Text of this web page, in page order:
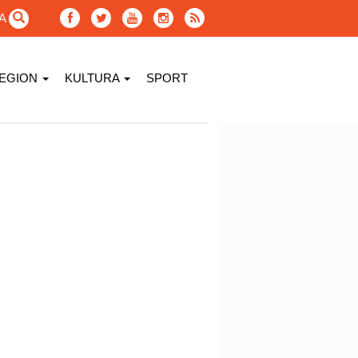
KULTURA SPORT